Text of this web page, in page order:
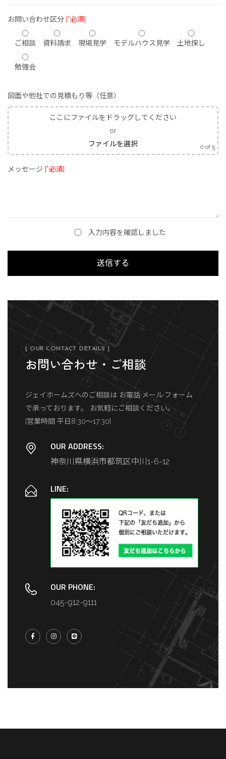
お問い合わせ区分 [*必須]
ご相談 資料請求 現場見学 モデルハウス見学 土地探し
勉強会
図面や他社での見積もり等（任意）
ここにファイルをドラッグしてください
or
ファイルを選択
0 of 5
メッセージ [*必須]
入力内容を確認しました
[ OUR CONTACT DETAILS ]
お問い合わせ・ご相談
ジェイホームズへのご相談は お電話·メール·フォーム
で承っております。
お気軽にご相談ください。
[営業時間 平日8:30～17:30]
OUR ADDRESS:
神奈川県横浜市都筑区中川1-6-12
LINE:
OUR PHONE:
045-912-9111